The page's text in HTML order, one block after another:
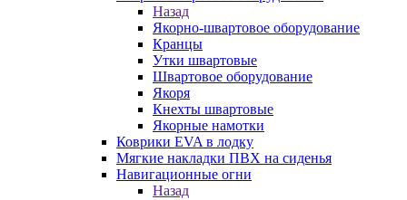
Назад
Якорно-швартовое оборудование
Кранцы
Утки швартовые
Швартовое оборудование
Якоря
Кнехты швартовые
Якорные намотки
Коврики EVA в лодку
Мягкие накладки ПВХ на сиденья
Навигационные огни
Назад